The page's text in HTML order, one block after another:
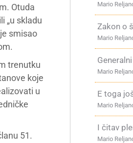
Otuda
„u skladu
smisao
trenutku
koje
u
51.
Mario
Zakon o
Mario
Mario
E toga
Mario
I čitav
Mario